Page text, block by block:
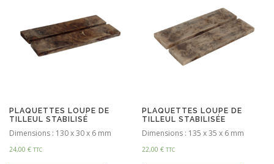
PLAQUETTES LOUPE DE
TILLEUL STABILISÉ
Dimensions : 130 x 30 x 6 mm
24,00 € TTC
PLAQUETTES LOUPE DE
TILLEUL STABILISÉE
Dimensions : 135 x 35 x 6 mm
22,00€ TTC